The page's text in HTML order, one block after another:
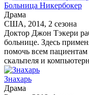
Больница Никербокер
Драма
США, 2014, 2 сезона
Доктор Джон Тэкери
больнице. Здесь
помочь всем пациентам
скальпеля и
Знахарь
Драма